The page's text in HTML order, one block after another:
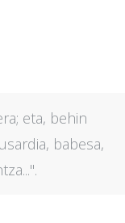
eta, behin
babesa,